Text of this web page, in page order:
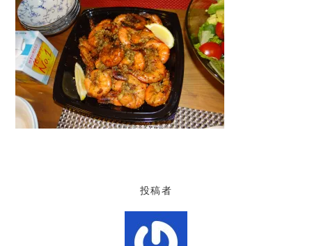
投稿者